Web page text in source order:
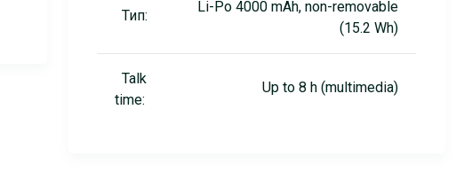
Тип:
Li-Po 4000 mAh, non-removable
(15.2 Wh)
Talk
time:
Up to 8 h (multimedia)